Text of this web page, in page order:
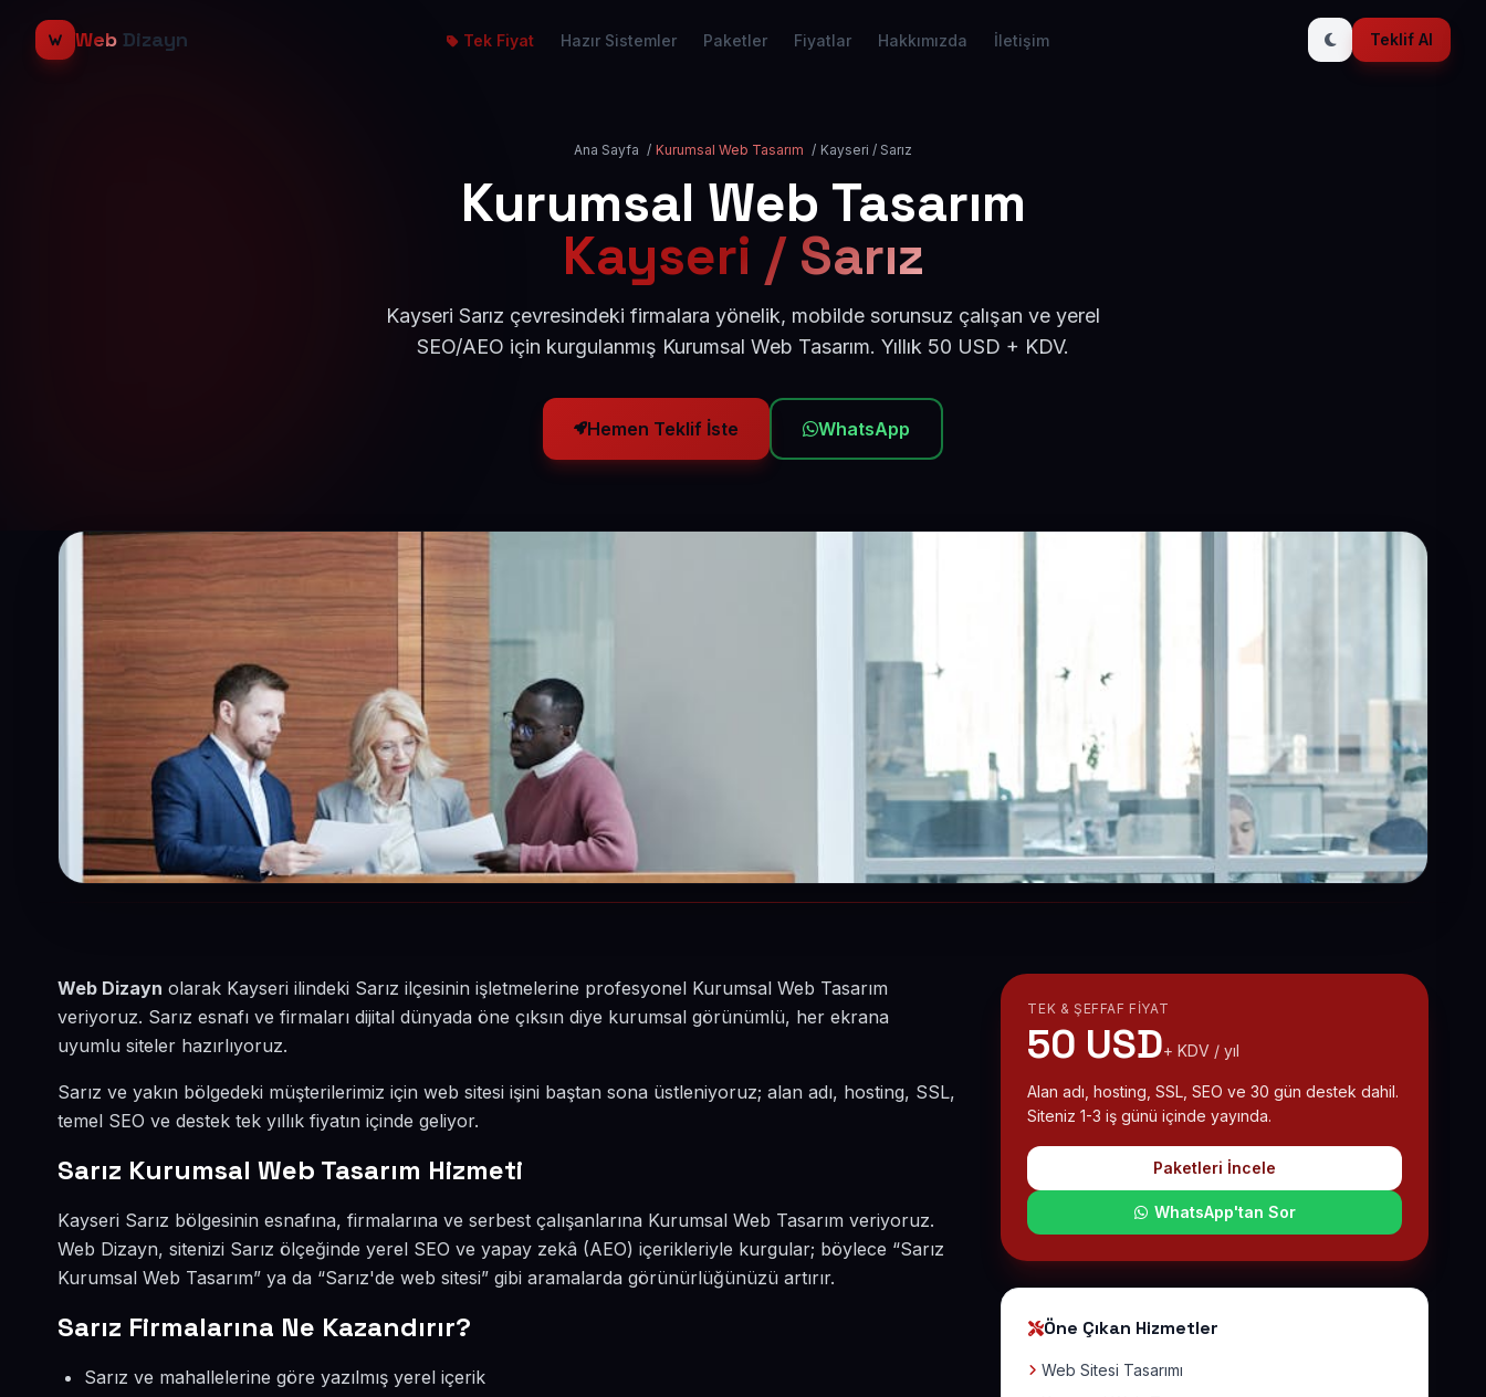
Web Dizayn Tek Fiyat Hazır Sistemler Paketler Fiyatlar Hakkımızda İletişim Teklif Al
Ana Sayfa / Kurumsal Web Tasarım / Kayseri / Sarız
Kurumsal Web Tasarım
Kayseri / Sarız
Kayseri Sarız çevresindeki firmalara yönelik, mobilde sorunsuz çalışan ve yerel
SEO/AEO için kurgulanmış Kurumsal Web Tasarım. Yıllık 50 USD + KDV.
Hemen Teklif İste WhatsApp
Web Dizayn olarak Kayseri ilindeki Sarız ilçesinin işletmelerine profesyonel Kurumsal Web Tasarım
veriyoruz. Sarız esnafı ve firmaları dijital dünyada öne çıksın diye kurumsal görünümlü, her ekrana
uyumlu siteler hazırlıyoruz.
Sarız ve yakın bölgedeki müşterilerimiz için web sitesi işini baştan sona üstleniyoruz; alan adı, hosting, SSL,
temel SEO ve destek tek yıllık fiyatın içinde geliyor.
Sarız Kurumsal Web Tasarım Hizmeti
Kayseri Sarız bölgesinin esnafına, firmalarına ve serbest çalışanlarına Kurumsal Web Tasarım veriyoruz.
Web Dizayn, sitenizi Sarız ölçeğinde yerel SEO ve yapay zekâ (AEO) içerikleriyle kurgular; böylece “Sarız
Kurumsal Web Tasarım” ya da “Sarız'de web sitesi” gibi aramalarda görünürlüğünüzü artırır.
Sarız Firmalarına Ne Kazandırır?
Sarız ve mahallelerine göre yazılmış yerel içerik
TEK & ŞEFFAF FIYAT
50 USD+ KDV / yıl
Alan adı, hosting, SSL, SEO ve 30 gün destek dahil.
Siteniz 1-3 iş günü içinde yayında.
Paketleri İncele
WhatsApp'tan Sor
Öne Çıkan Hizmetler
Web Sitesi Tasarımı